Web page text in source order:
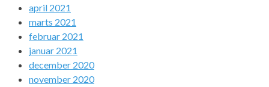
april 2021
marts 2021
februar 2021
januar 2021
december 2020
november 2020